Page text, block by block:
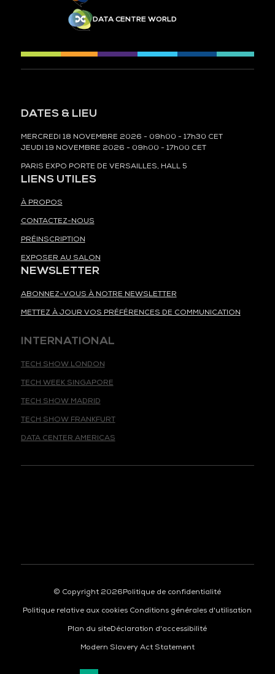
DATA CENTRE WORLD
DATES & LIEU
MERCREDI 18 NOVEMBRE 2026 - 09h00 - 17h30 CET
JEUDI 19 NOVEMBRE 2026 - 09h00 - 17h00 CET
PARIS EXPO PORTE DE VERSAILLES, HALL 5
LIENS UTILES
À PROPOS
CONTACTEZ-NOUS
PRÉINSCRIPTION
EXPOSER AU SALON
NEWSLETTER
ABONNEZ-VOUS À NOTRE NEWSLETTER
METTEZ À JOUR VOS PRÉFÉRENCES DE COMMUNICATION
TECH WEEK SINGAPORE
TECH SHOW MADRID
TECH SHOW FRANKFURT
DATA CENTER AMERICAS
© Copyright 2026Politique de confidentialité
Politique relative aux cookies Conditions générales d'utilisation
Plan du siteDéclaration d'accessibilité
Modern Slavery Act Statement